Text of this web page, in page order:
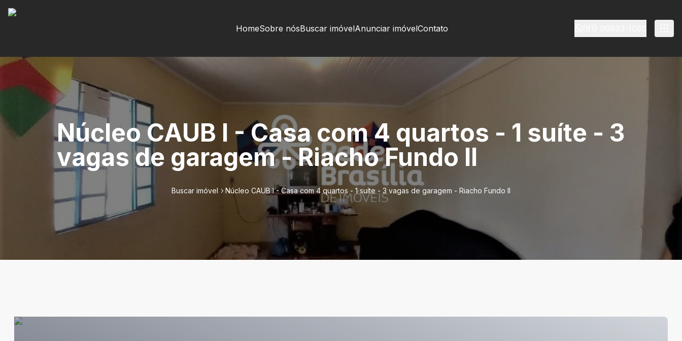
HomeSobre nósBuscar imóvelAnunciar imóvelContato
Núcleo CAUB I - Casa com 4 quartos - 1 suíte - 3
vagas de garagem - Riacho Fundo II
Buscar imóvel Núcleo CAUB I - Casa com 4 quartos - 1 suíte - 3 vagas de garagem - Riacho Fundo II